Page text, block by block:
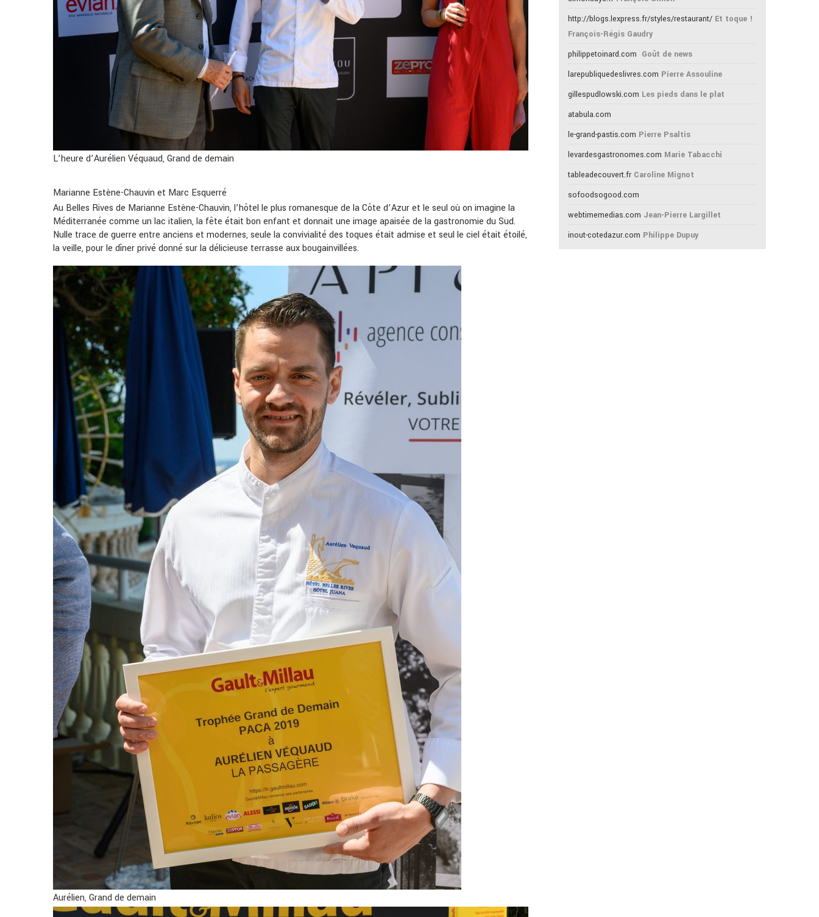
L’heure d’Aurélien Véquaud, Grand de demain
Marianne Estène-Chauvin et Marc Esquerré
Au Belles Rives de Marianne Estène-Chauvin, l’hôtel le plus romanesque de la Côte d’Azur et le seul où on imagine la
Méditerranée comme un lac italien, la fête était bon enfant et donnait une image apaisée de la gastronomie du Sud.
Nulle trace de guerre entre anciens et modernes, seule la convivialité des toques était admise et seul le ciel était étoilé,
la veille, pour le dîner privé donné sur la délicieuse terrasse aux bougainvillées.
Aurélien, Grand de demain
http://blogs.lexpress.fr/styles/restaurant/ Et toque !
François-Régis Gaudry
philippetoinard.com Goût de news
larepubliquedeslivres.com Pierre Assouline
gillespudlowski.com Les pieds dans le plat
atabula.com
le-grand-pastis.com Pierre Psaltis
levardesgastronomes.com Marie Tabacchi
tableadecouvert.fr Caroline Mignot
sofoodsogood.com
webtimemedias.com Jean-Pierre Largillet
inout-cotedazur.com Philippe Dupuy